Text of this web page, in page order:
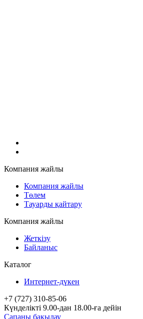
Компания жайлы
Компания жайлы
Төлем
Тауарды қайтару
Компания жайлы
Жеткізу
Байланыс
Каталог
Интернет-дүкен
+7 (727) 310-85-06
Күнделікті 9.00-дан 18.00-ға дейін
Сапаны бақылау